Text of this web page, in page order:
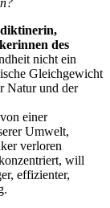
des
nicht ein
Gleichgewicht
Natur und der
einer
Umwelt,
verloren
will
effizienter,